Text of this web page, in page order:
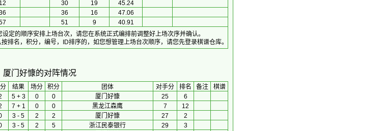
30 19
45.24
36 16
47.06
51 9
40.91
定的顺序安排上场台次，请您在系统正式编排前调整好上场次序并确认。
排名，积分，编号，ID排序的，如您想管理上场台次顺序，请您先登录棋谱仓库。
厦门好慷的对阵情况
结果 场分 积分 团体 对手分 排名 备注
棋谱
5 + 3 0 0 厦门好慷 25
6
7 + 1 0 0 黑龙江森鹰 7
12
3 - 5 2 2 厦门好慷 27
2
3 - 5 2 5 浙江民泰银行 29
3